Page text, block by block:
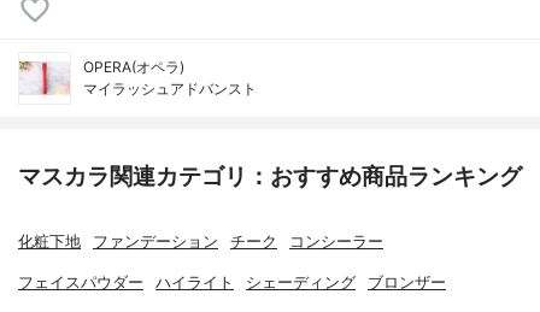
OPERA(オペラ)
マイラッシュアドバンスト
マスカラ関連カテゴリ：おすすめ商品ランキング
化粧下地 ファンデーション チーク コンシーラー
フェイスパウダー ハイライト シェーディング ブロンザー